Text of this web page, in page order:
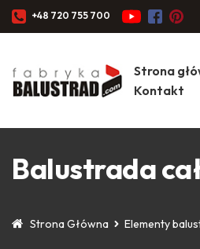
+48 720 755 700
Strona
Kontakt
Balustrada
Strona Główna Elementy